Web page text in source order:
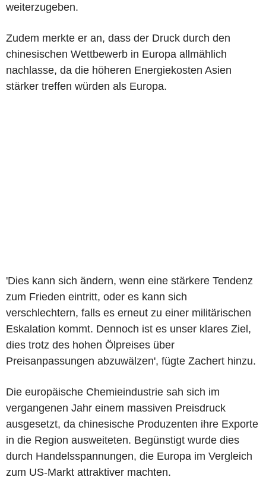
weiterzugeben.
Zudem merkte er an, dass der Druck durch den
chinesischen Wettbewerb in Europa allmählich
nachlasse, da die höheren Energiekosten Asien
stärker treffen würden als Europa.
'Dies kann sich ändern, wenn eine stärkere Tendenz
zum Frieden eintritt, oder es kann sich
verschlechtern, falls es erneut zu einer militärischen
Eskalation kommt. Dennoch ist es unser klares Ziel,
dies trotz des hohen Ölpreises über
Preisanpassungen abzuwälzen', fügte Zachert hinzu.
Die europäische Chemieindustrie sah sich im
vergangenen Jahr einem massiven Preisdruck
ausgesetzt, da chinesische Produzenten ihre Exporte
in die Region ausweiteten. Begünstigt wurde dies
durch Handelsspannungen, die Europa im Vergleich
zum US-Markt attraktiver machten.